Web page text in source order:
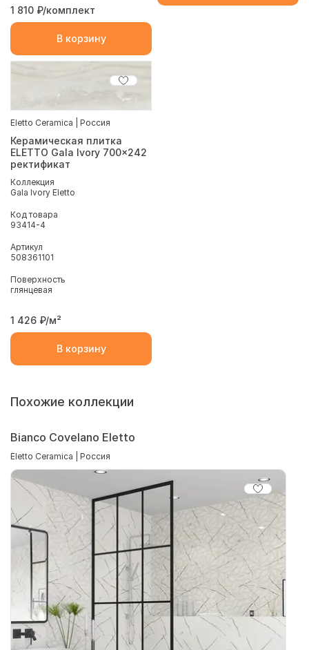
1 810 ₽/комплект
В корзину
Eletto Ceramica | Россия
Керамическая плитка
ELETTO Gala Ivory 700x242
ректификат
Коллекция
Gala Ivory Eletto
Код товара
93414-4
Артикул
508361101
Поверхность
глянцевая
1 426 ₽/м²
В корзину
Похожие коллекции
Bianco Covelano Eletto
Eletto Ceramica | Россия